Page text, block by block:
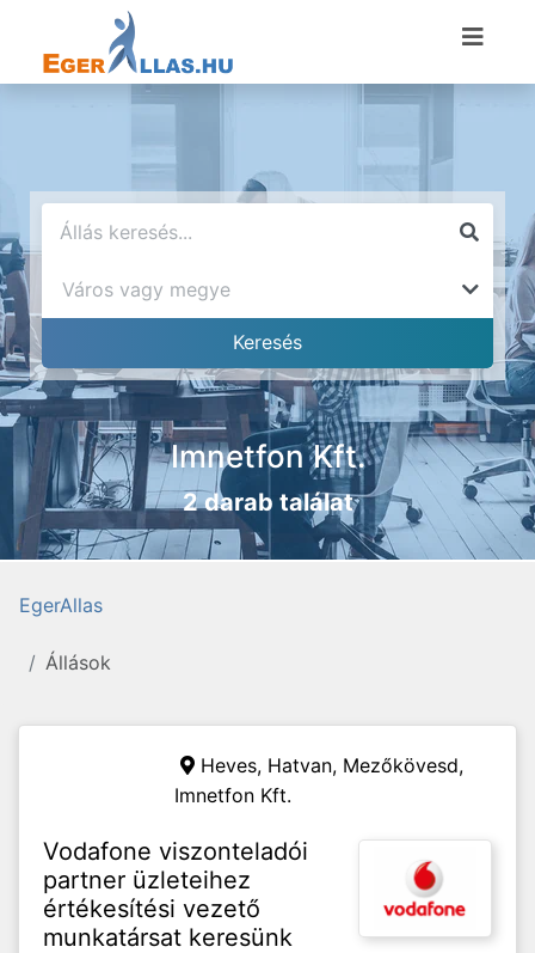
Imnetfon Kft.
2 darab találat
EgerAllas
Állások
Heves, Hatvan, Mezőkövesd,
Imnetfon Kft.
Vodafone viszonteladói
partner üzleteihez
értékesítési vezető
munkatársat keresünk